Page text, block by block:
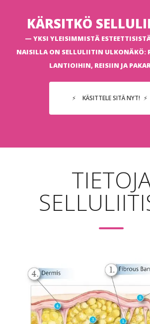
KÄRSITKÖ
YKSI YLEISIMMISTÄ
NAISILLA ON SELLULIITIN ULKONÄKÖ:
LANTIOIHIN, REISIIN JA
KÄSITTELE SITÄ NYT!